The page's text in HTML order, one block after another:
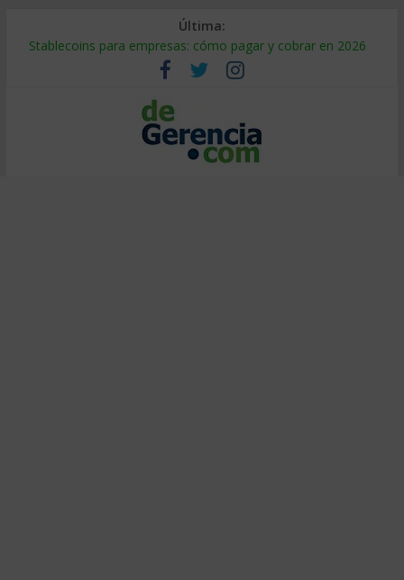
Última:
Stablecoins para empresas: cómo pagar y cobrar en 2026
Despido silencioso: qué es y por qué sale tan caro
IA en selección de personal: cómo auditarla a tiempo
Trabajo forzoso en la cadena de suministro: qué hacer
Mercado hispano de EE. UU.: cómo segmentarlo y venderle